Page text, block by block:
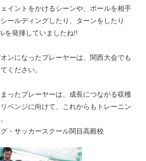
イントをかけるシーンや、ボールを相手
ールディングしたり、ターンをしたり
を発揮していましたね!!
ンになったプレーヤーは、関西大会でも
ください。
ったプレーヤーは、成長につながる収穫
ベンジに向けて、これからもトレーニン
・サッカースクール関目高殿校